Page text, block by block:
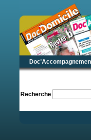
Recherche